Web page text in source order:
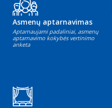
Asmenų aptarnavimas
Aptarnaujami padaliniai, asmenų
aptarnavimo kokybės vertinimo
anketa